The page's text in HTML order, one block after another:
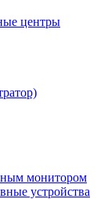
центры
монитором
устройства